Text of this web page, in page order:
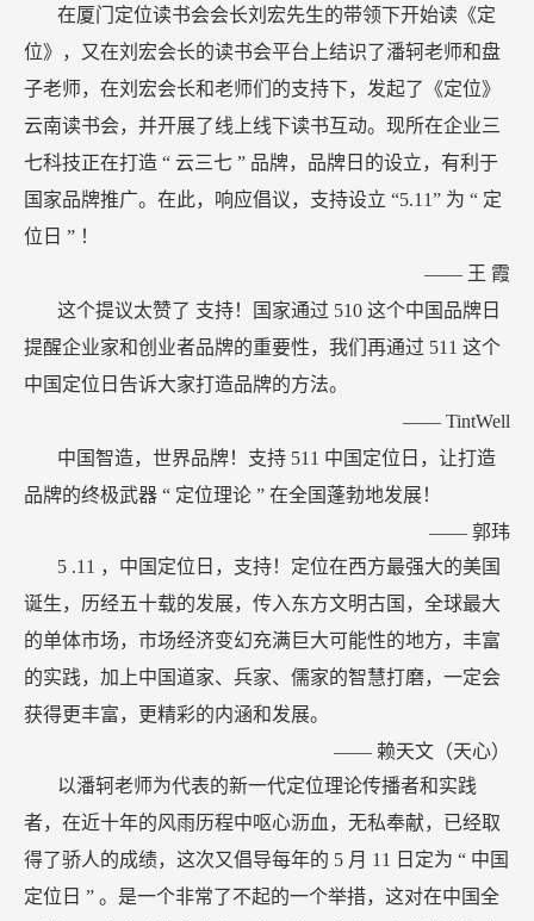
在厦门定位读书会会长刘宏先生的带领下开始读《定
位》，又在刘宏会长的读书会平台上结识了潘轲老师和盘
子老师，在刘宏会长和老师们的支持下，发起了《定位》
云南读书会，并开展了线上线下读书互动。现所在企业三
七科技正在打造 “ 云三七 ” 品牌，品牌日的设立，有利于
国家品牌推广。在此，响应倡议，支持设立 “5.11” 为 “ 定
位日 ” ！
—— 王 霞
这个提议太赞了 支持！国家通过 510 这个中国品牌日
提醒企业家和创业者品牌的重要性，我们再通过 511 这个
中国定位日告诉大家打造品牌的方法。
—— TintWell
中国智造，世界品牌！支持 511 中国定位日，让打造
品牌的终极武器 “ 定位理论 ” 在全国蓬勃地发展！
—— 郭玮
5 .11 ，中国定位日，支持！定位在西方最强大的美国
诞生，历经五十载的发展，传入东方文明古国，全球最大
的单体市场，市场经济变幻充满巨大可能性的地方，丰富
的实践，加上中国道家、兵家、儒家的智慧打磨，一定会
获得更丰富，更精彩的内涵和发展。
—— 赖天文（天心）
以潘轲老师为代表的新一代定位理论传播者和实践
者，在近十年的风雨历程中呕心沥血，无私奉献，已经取
得了骄人的成绩，这次又倡导每年的 5 月 11 日定为 “ 中国
定位日 ” 。是一个非常了不起的一个举措，这对在中国全